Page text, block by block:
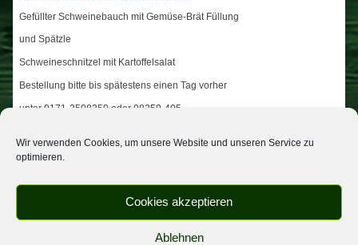
Wir verwenden Cookies, um unsere Website und unseren Service zu
optimieren.
Cookies akzeptieren
Ablehnen
Gefüllter Schweinebauch mit Gemüse-Brät Füllung
und Spätzle
Schweineschnitzel mit Kartoffelsalat
Bestellung bitte bis spätestens einen Tag vorher
unter 0171-3508250 oder 08259-405
Beitragsnavigation
Weihnachtskarte Silvesterkarte